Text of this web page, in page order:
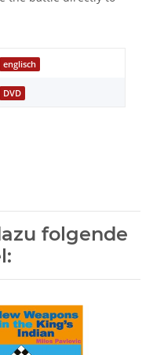
englisch
DVD
folgende